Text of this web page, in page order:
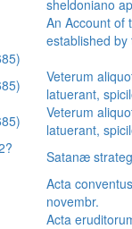
sheldoniano
An Account of
established by
Veterum
latuerant,
Veterum
latuerant,
Satanæ
Acta
novembr.
Acta